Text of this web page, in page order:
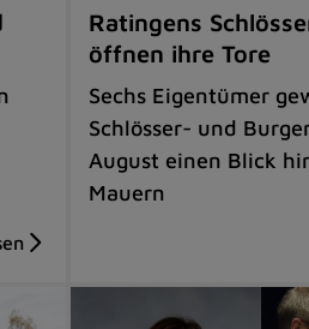
Ratingens
öffnen ihre Tore
Sechs Eigentümer
Schlösser- und
August einen Blick
Mauern